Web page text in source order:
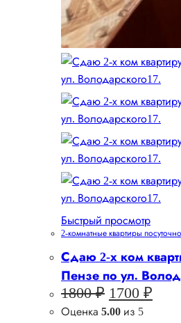
Быстрый просмотр
2-комнатные квартиры
Сдаю 2-х ком
Пензе по ул.
1800₽
цена
1700 ₽
Оценка 5.00 из 5